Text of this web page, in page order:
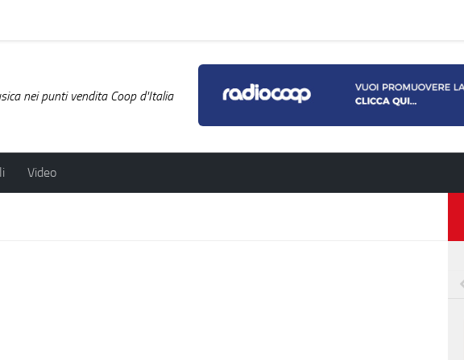
nei punti vendita Coop d'Italia
Video